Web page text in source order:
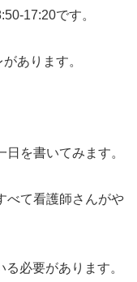
17:20です。
あります。
を書いてみます。
べて看護師さんがや
必要があります。